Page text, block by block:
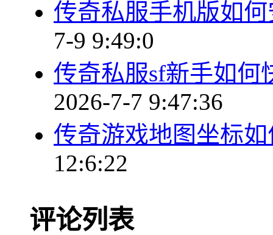
传奇私服手机版如
7-9 9:49:0
传奇私服sf新手如何
2026-7-7 9:47:36
传奇游戏地图坐标
12:6:22
评论列表